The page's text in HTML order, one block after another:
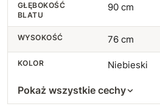
GŁĘBOKOŚĆ
BLATU
90 cm
WYSOKOŚĆ 76 cm
KOLOR Niebieski
Pokaż wszystkie cechy